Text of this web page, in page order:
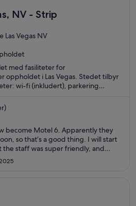
NV - Strip
Las Vegas NV
med fasiliteter for
oppholdet i Las Vegas. Stedet tilbyr
wi-fi (inkludert), parkering
med de rene rommene. Populære
Casino og Casino at Luxor Las
langt unna.
become Motel 6. Apparently they
so that’s a good thing. I will start
staff was super friendly, and
it comes to the room, it was